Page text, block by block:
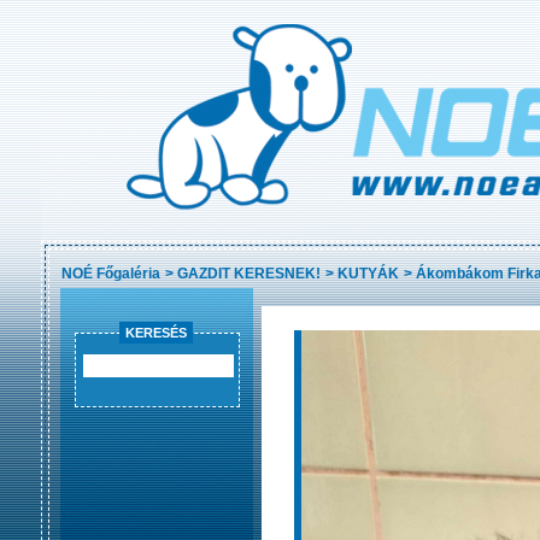
NOÉ Főgaléria >GAZDIT KERESNEK! >KUTYÁK >Ákombákom
KERESÉS